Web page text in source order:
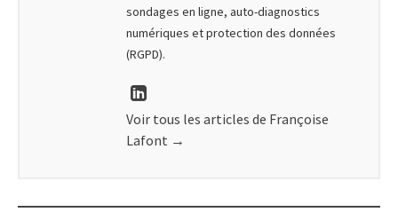
sondages en ligne, auto-diagnostics
numériques et protection des données
(RGPD).
Voir tous les articles de Françoise
Lafont →